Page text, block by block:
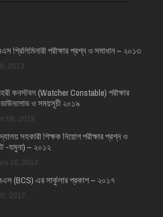
প্রি‌লি‌মিনারী পরীক্ষার প্রশ্ন ও সমাধান – ২০১৩
2013
কনস্টবল (Watcher Constable) পরীক্ষার
ও সময়সূচী ২০১৯
08, 2019
সহকারী শিক্ষক নিয়োগ পরীক্ষার প্রশ্ন ও
-যমুনা) – ২০১২
26, 2018
(BCS) এর সার্কুলার প্রকাশ – ২০১৭
2017